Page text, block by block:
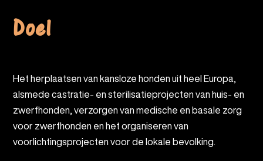
Doel
Het herplaatsen van kansloze honden uit heel Europa,
alsmede castratie- en sterilisatieprojecten van huis- en
zwerfhonden, verzorgen van medische en basale zorg
voor zwerfhonden en het organiseren van
voorlichtingsprojecten voor de lokale bevolking.